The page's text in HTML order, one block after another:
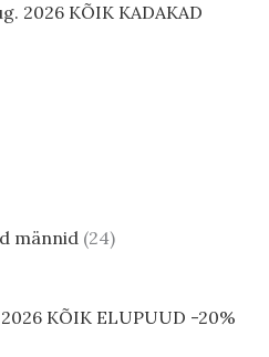
2026 KÕIK KADAKAD
männid 24
KÕIK ELUPUUD -20%